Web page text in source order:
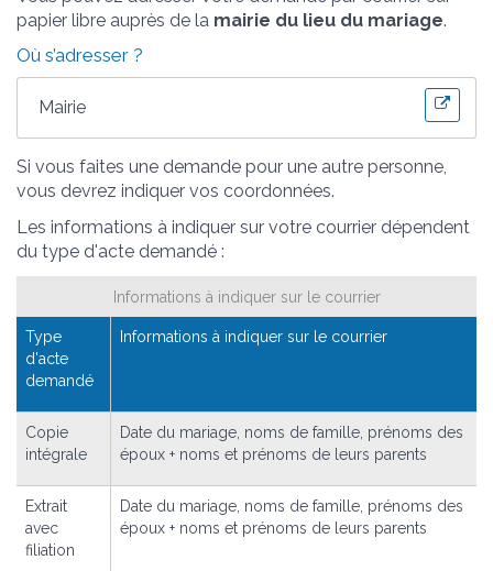
papier libre auprès de la mairie du lieu du mariage.
Où s’adresser ?
Mairie
Si vous faites une demande pour une autre personne,
vous devrez indiquer vos coordonnées.
Les informations à indiquer sur votre courrier dépendent
du type d'acte demandé :
Informations à indiquer sur le courrier
Type
d'acte
demandé
Informations à indiquer sur le courrier
Copie
intégrale
Date du mariage, noms de famille, prénoms des
époux + noms et prénoms de leurs parents
Extrait
avec
filiation
Date du mariage, noms de famille, prénoms des
époux + noms et prénoms de leurs parents